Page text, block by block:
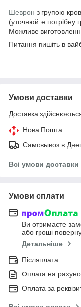
Шеврон з групою
(уточнюйте потрібну
Можливе
Питання пишіть в
Умови доставки
Доставка
Нова Пошта
Самовывоз в
Всі умови доставки
Умови оплати
Ви отримаєте
або гроші
Детальніше
Післяплата
Оплата на
Оплата за